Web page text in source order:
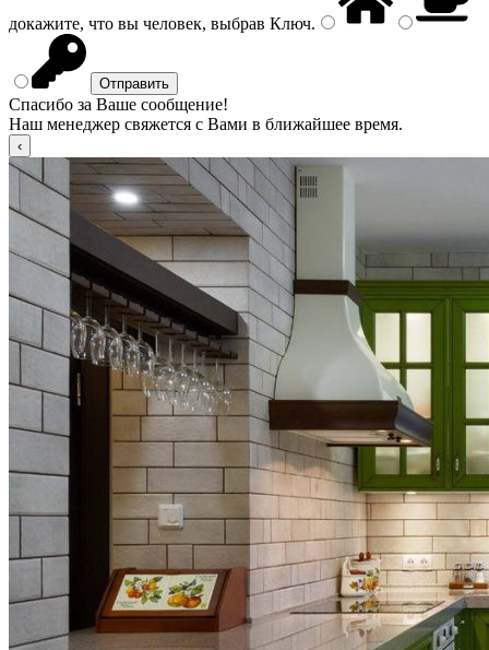
докажите, что вы человек, выбрав Ключ.
Спасибо за Ваше сообщение!
Наш менеджер свяжется с Вами в ближайшее время.